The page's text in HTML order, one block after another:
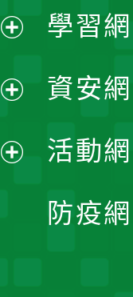
單
選
單
開
選
單
開
選
開
學習
資安
活動
防疫